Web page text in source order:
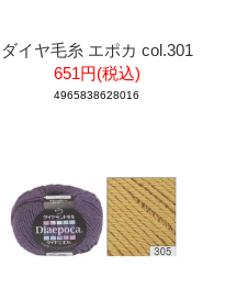
ダイヤ毛糸 エポカ col.301
651円(税込)
4965838628016